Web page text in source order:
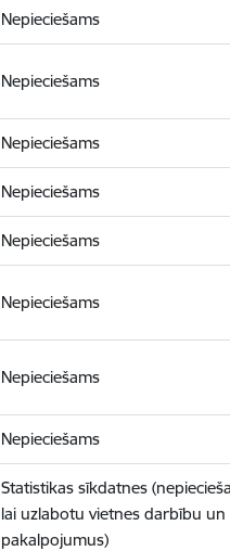
Nepieciešams
Nepieciešams
Nepieciešams
Nepieciešams
Nepieciešams
Nepieciešams
Nepieciešams
Nepieciešams
Statistikas sīkdatnes
lai uzlabotu vietnes darbību un
pakalpojumus)